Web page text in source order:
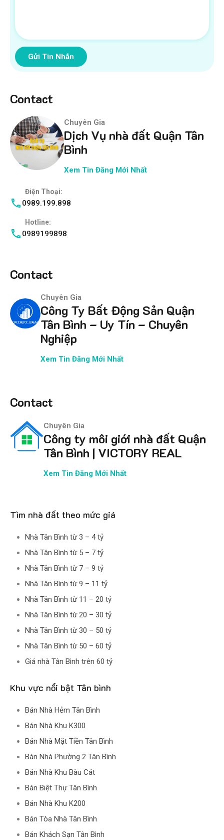
Gửi Tin Nhắn
Contact
Chuyên Gia
Dịch Vụ nhà đất Quận Tân
Bình
Xem Tin Đăng Mới Nhất
Điện Thoại:
0989.199.898
Hotline:
0989199898
Contact
Chuyên Gia
Công Ty Bất Động Sản Quận
Tân Bình – Uy Tín – Chuyên
Nghiệp
Xem Tin Đăng Mới Nhất
Contact
Chuyên Gia
Công ty môi giới nhà đất Quận
Tân Bình | VICTORY REAL
Xem Tin Đăng Mới Nhất
Tìm nhà đất theo mức giá
Nhà Tân Bình từ 3 – 4 tỷ
Nhà Tân Bình từ 5 – 7 tỷ
Nhà Tân Bình từ 7 – 9 tỷ
Nhà Tân Bình từ 9 – 11 tỷ
Nhà Tân Bình từ 11 – 20 tỷ
Nhà Tân Bình từ 20 – 30 tỷ
Nhà Tân Bình từ 30 – 50 tỷ
Nhà Tân Bình từ 50 – 60 tỷ
Giá nhà Tân Bình trên 60 tỷ
Khu vực nổi bật Tân bình
Bán Nhà Hẻm Tân Bình
Bán Nhà Khu K300
Bán Nhà Mặt Tiền Tân Bình
Bán Nhà Phường 2 Tân Bình
Bán Nhà Khu Bàu Cát
Bán Biệt Thự Tân Bình
Bán Nhà Khu K200
Bán Tòa Nhà Tân Bình
Bán Khách Sạn Tân Bình